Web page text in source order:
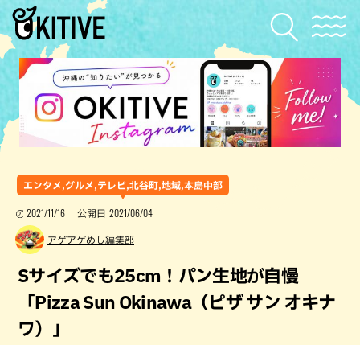
エンタメ,グルメ,テレビ,北谷町,地域,本島中部
2021/11/16 公開日 2021/06/04
アゲアゲめし編集部
Sサイズでも25cm！パン生地が自慢
「Pizza Sun Okinawa（ピザ サン オキナ
ワ）」